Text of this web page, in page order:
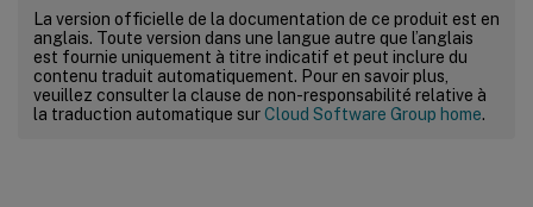
La version officielle de la documentation de ce produit est en
anglais. Toute version dans une langue autre que l’anglais
est fournie uniquement à titre indicatif et peut inclure du
contenu traduit automatiquement. Pour en savoir plus,
veuillez consulter la clause de non-responsabilité relative à
la traduction automatique surCloud Software Group home.